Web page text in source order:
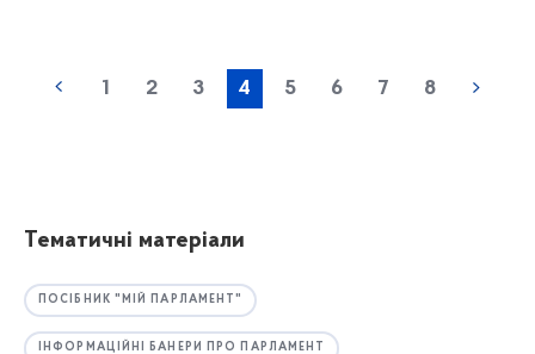
1 2 3 4 5 6 7 8
Тематичні матеріали
ПОСІБНИК "МІЙ ПАРЛАМЕНТ"
ІНФОРМАЦІЙНІ БАНЕРИ ПРО ПАРЛАМЕНТ